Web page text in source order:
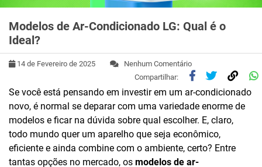
Modelos de Ar-Condicionado LG: Qual é o
Ideal?
14 de Fevereiro de 2025
Nenhum Comentário
Compartilhar:
Se você está pensando em investir em um ar-condicionado
novo, é normal se deparar com uma variedade enorme de
modelos e ficar na dúvida sobre qual escolher. E, claro,
todo mundo quer um aparelho que seja econômico,
eficiente e ainda combine com o ambiente, certo? Entre
tantas opções no mercado, os modelos de ar-